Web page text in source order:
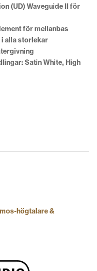
(UD) Waveguide II för
för mellanbas
alla storlekar
Satin White, High
högtalare &